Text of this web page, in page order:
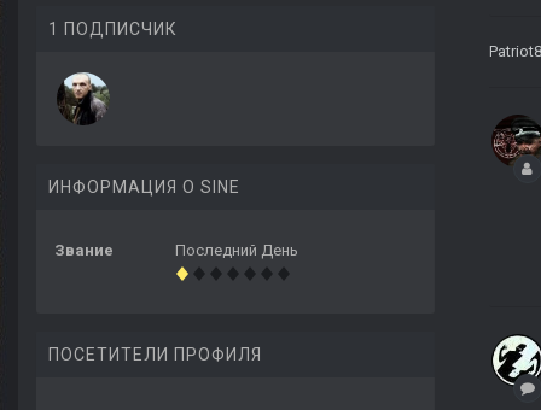
1 ПОДПИСЧИК
ИНФОРМАЦИЯ О SINE
Звание Последний День
ПОСЕТИТЕЛИ ПРОФИЛЯ